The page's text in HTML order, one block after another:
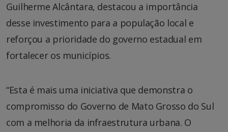
Guilherme Alcântara, destacou a importância
desse investimento para a população local e
reforçou a prioridade do governo estadual em
fortalecer os municípios.
“Esta é mais uma iniciativa que demonstra o
compromisso do Governo de Mato Grosso do Sul
com a melhoria da infraestrutura urbana. O